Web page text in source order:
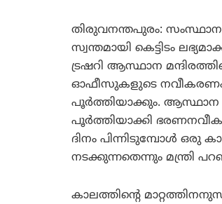
തിരുവനന്തപുരം:
സ്വന്തമായി കെട്ടിടം
ട്രഷറി ആസ്ഥാന
ഓഫീസുകളുടെ നവീകരണം,
പൂര്‍ത്തിയാക്കും. ആസ്ഥാന
പൂര്‍ത്തിയാക്കി
ദിനം പിന്നിടുമ്പോള്‍ ഒരു
നടക്കുന്നതെന്നും മന്ത്രി
കാലത്തിന്റെ